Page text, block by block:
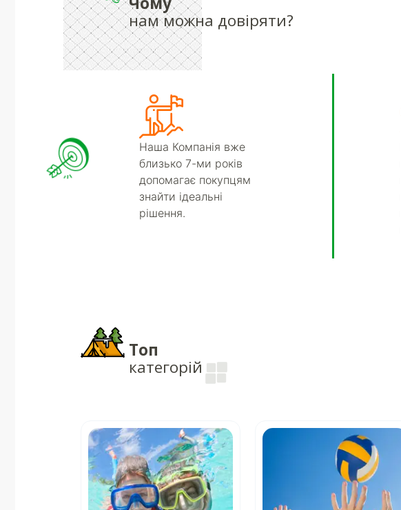
нам можна довіряти?
Наша Компанія вже
близько 7-ми років
допомагає покупцям
знайти ідеальні
рішення.
Топ
категорій